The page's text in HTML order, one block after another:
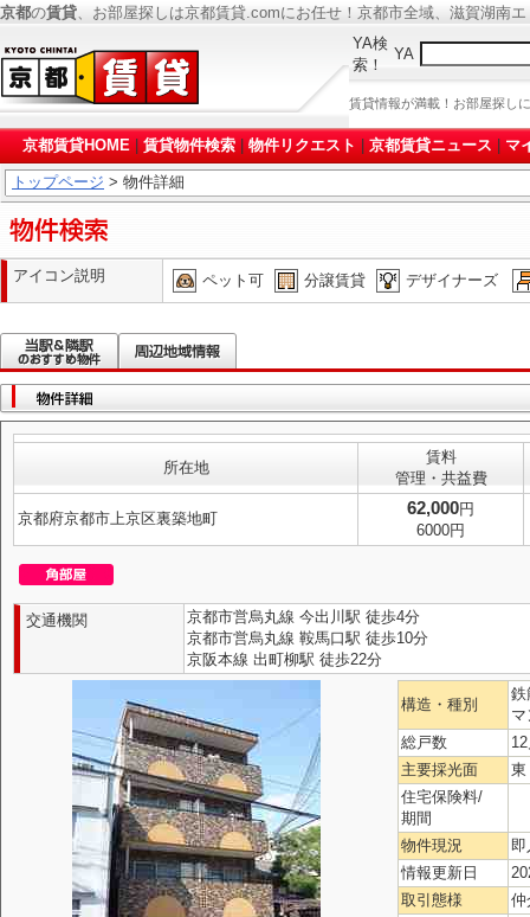
京都の賃貸、お部屋探しは京都賃貸.comにお任せ！京都市全域、滋賀湖南
YA検
索！
YA
賃貸情報が満載！お部屋探し
京都賃貸HOME 賃貸物件検索 物件リクエスト 京都賃貸ニュース マ
トップページ > 物件詳細
アイコン説明 ペット可 分譲賃貸 デザイナーズ
所在地
賃料
管理・共益費
京都府京都市上京区裏築地町
62,000円
6000円
交通機関
京都市営烏丸線 今出川駅 徒歩4分
京都市営烏丸線 鞍馬口駅 徒歩10分
京阪本線 出町柳駅 徒歩22分
構造・種別
鉄
総戸数
主要採光面
東
住宅保険料/
期間
物件現況
情報更新日
取引態様
仲